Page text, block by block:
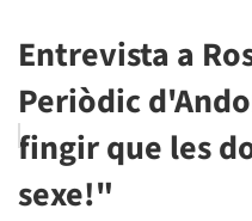
Entrevista a
Periòdic
fingir que les
sexe!"